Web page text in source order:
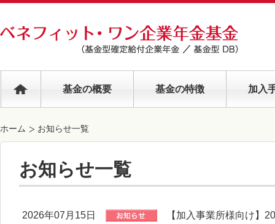
基金の概要 基金の特徴 加入
ホーム お知らせ一覧
お知らせ一覧
2026年07月15日
【加入事業所様向け】